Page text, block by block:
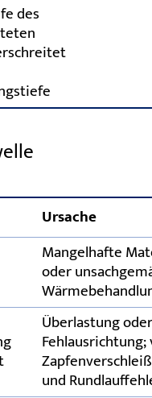
des
Ursache
Mangelhafte
oder
Überlastung oder
und